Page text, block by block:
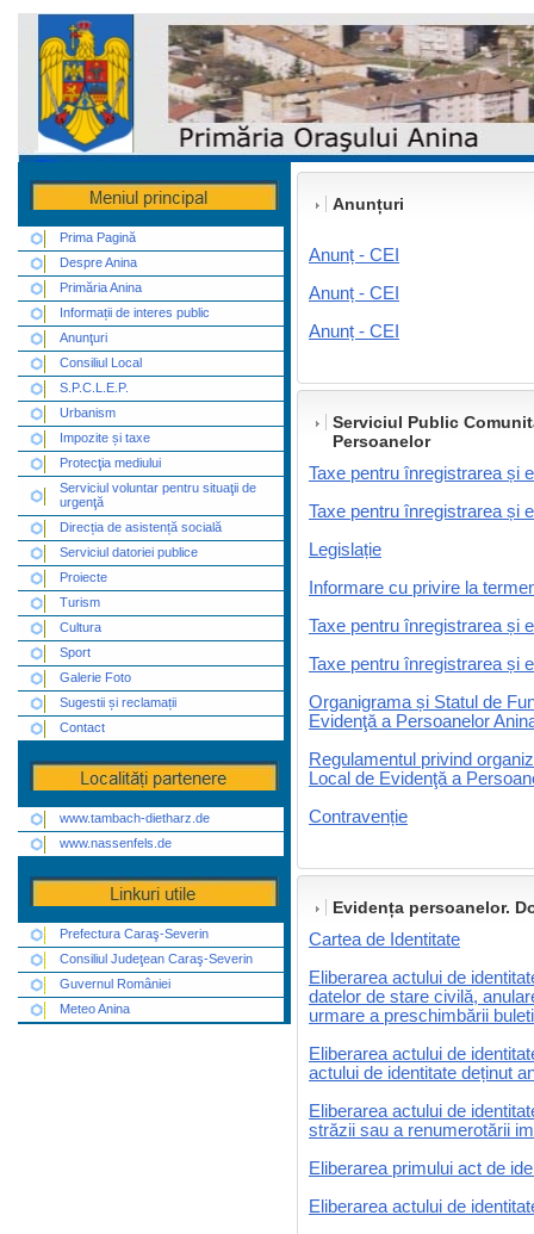
Anunțuri
Anunț - CEI
Anunț - CEI
Anunț - CEI
Serviciul Public
Persoanelor
Taxe pentru înregistrarea și
Taxe pentru înregistrarea și
Legislație
Informare cu privire la
Taxe pentru înregistrarea și
Taxe pentru înregistrarea și
Organigrama și Statul de
Evidenţă a Persoanelor
Regulamentul privind
Local de Evidenţă a
Contravenție
Evidența persoanelor.
Cartea de Identitate
Eliberarea actului de
datelor de stare civilă,
urmare a preschimbării
Eliberarea actului de
actului de identitate deținut
Eliberarea actului de
străzii sau a renumerotării
Eliberarea primului act de
Eliberarea actului de
Prima Pagină
Despre Anina
Primăria Anina
Informații de interes public
Anunţuri
Consiliul Local
S.P.C.L.E.P.
Urbanism
Impozite și taxe
Protecţia mediului
Serviciul voluntar pentru situaţii de
urgenţă
Direcția de asistență socială
Serviciul datoriei publice
Proiecte
Turism
Cultura
Sport
Galerie Foto
Sugestii și reclamații
Contact
www.tambach-dietharz.de
www.nassenfels.de
Prefectura Caraş-Severin
Consiliul Judeţean Caraş-Severin
Guvernul României
Meteo Anina